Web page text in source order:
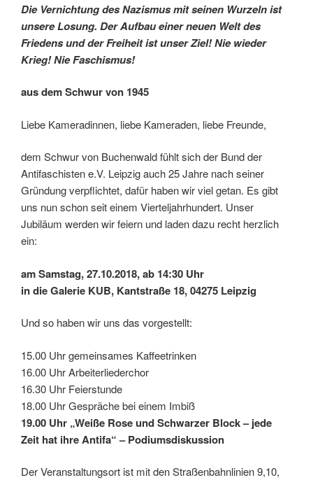
Die Vernichtung des Nazismus mit seinen Wurzeln ist
unsere Losung. Der Aufbau einer neuen Welt des
Friedens und der Freiheit ist unser Ziel! Nie wieder
Krieg! Nie Faschismus!
aus dem Schwur von 1945
Liebe Kameradinnen, liebe Kameraden, liebe Freunde,
dem Schwur von Buchenwald fühlt sich der Bund der
Antifaschisten e.V. Leipzig auch 25 Jahre nach seiner
Gründung verpflichtet, dafür haben wir viel getan. Es gibt
uns nun schon seit einem Vierteljahrhundert. Unser
Jubiläum werden wir feiern und laden dazu recht herzlich
ein:
am Samstag, 27.10.2018, ab 14:30 Uhr
in die Galerie KUB, Kantstraße 18, 04275 Leipzig
Und so haben wir uns das vorgestellt:
15.00 Uhr gemeinsames Kaffeetrinken
16.00 Uhr Arbeiterliederchor
16.30 Uhr Feierstunde
18.00 Uhr Gespräche bei einem Imbiß
19.00 Uhr „Weiße Rose und Schwarzer Block – jede
Zeit hat ihre Antifa“ – Podiumsdiskussion
Der Veranstaltungsort ist mit den Straßenbahnlinien 9,10,